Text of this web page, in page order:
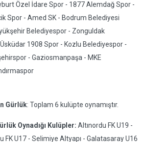
Özel İdare Spor - 1877 Alemdağ Spor -
Spor - Amed SK - Bodrum Belediyesi
Belediyespor - Zonguldak
1908 Spor - Kozlu Belediyespor -
- Gaziosmanpaşa - MKE
Gürlük: Toplam 6 kulüpte oynamıştır.
Oynadığı Kulüpler: Altınordu FK U19 -
FK U17 - Selimiye Altyapı - Galatasaray U16